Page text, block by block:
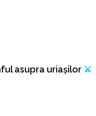
asupra uriașilor ⚔️